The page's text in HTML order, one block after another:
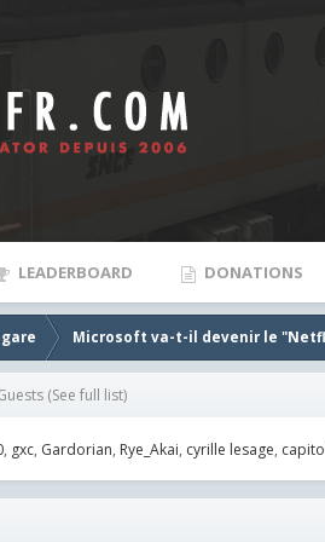
LEADERBOARD DONATIONS
Microsoft va-t-il devenir le
(See full list)
gxc Gardorian Rye_Akai cyrille lesage